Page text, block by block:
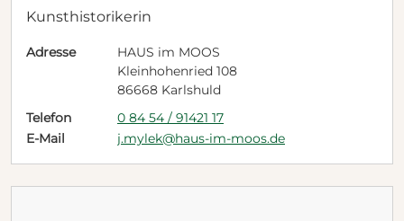
Kunsthistorikerin
Adresse
HAUS im MOOS
Kleinhohenried 108
86668 Karlshuld
Telefon
0 84 54 / 91421 17
E-Mail
j.mylek@haus-im-moos.de